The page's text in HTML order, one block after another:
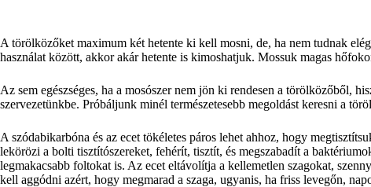
A törölközőket maximum két hetente ki kell mosni, de, ha nem tudnak
használat között, akkor akár hetente is kimoshatjuk. Mossuk magas
Az sem egészséges, ha a mosószer nem jön ki rendesen a törölközőből,
szervezetünkbe. Próbáljunk minél természetesebb megoldást keresni a
A szódabikarbóna és az ecet tökéletes páros lehet ahhoz, hogy
lekörözi a bolti tisztítószereket, fehérít, tisztít, és megszabadít a
legmakacsabb foltokat is. Az ecet eltávolítja a kellemetlen szagokat,
kell aggódni azért, hogy megmarad a szaga, ugyanis, ha friss levegőn,